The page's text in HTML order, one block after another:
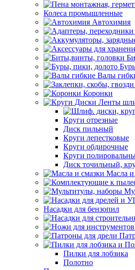
Колеса промышленные
Автохимия
Валы
Коронки
Круги отрезные
Диск пильный
Круги лепестковые
Круги обдирочные
Круги
Диск точильный,
Масла и
Насадки для бензопил
Пилки для лобзика
Полотно